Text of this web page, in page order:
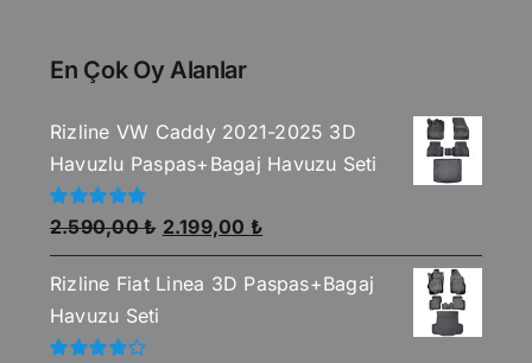
En Çok Oy Alanlar
Rizline VW Caddy 2021-2025 3D
Havuzlu Paspas+Bagaj Havuzu Seti
5
üzerinden
5.00oy aldı
2.590,00₺ Orijinal
fiyat:
2.590,00 ₺.
2.199,00 ₺Şu
andaki
fiyat:
Rizline Fiat Linea 3D Paspas+Bagaj
Havuzu Seti